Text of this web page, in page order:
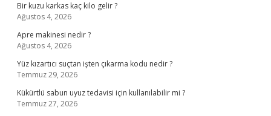
Bir kuzu karkas kaç kilo gelir ?
Ağustos 4, 2026
Apre makinesi nedir ?
Ağustos 4, 2026
Yüz kızartıcı suçtan işten çıkarma kodu nedir ?
Temmuz 29, 2026
Kükürtlü sabun uyuz tedavisi için kullanılabilir mi ?
Temmuz 27, 2026